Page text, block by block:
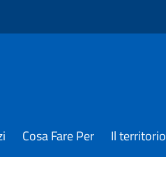
Cosa Fare Per Il territorio